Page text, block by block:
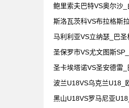
鲍里索夫巴特VS奥尔沙
马利利亚VS立纳瑟_巴
圣保罗市VS尤文图斯
圣卡埃塔诺VS圣安德雷
波兰U18VS乌克兰U18_
黑山U18VS罗马尼亚